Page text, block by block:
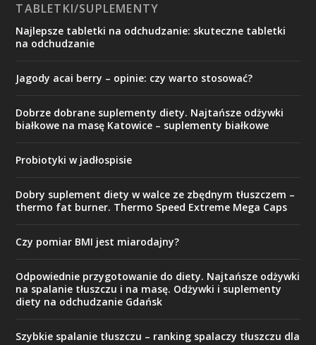
TABLETKI/SUPLEMENTY
Najlepsze tabletki na odchudzanie: skuteczne tabletki
na odchudzanie
Jagody acai berry – opinie: czy warto stosować?
Dobrze dobrane suplementy diety. Najtańsze odżywki
białkowe na masę Katowice – suplementy białkowe
Probiotyki w jadłospisie
Dobry suplement diety w walce ze zbędnym tłuszczem –
thermo fat burner. Thermo Speed Extreme Mega Caps
Czy pomiar BMI jest miarodajny?
Odpowiednie przygotowanie do diety. Najtańsze odżywki
na spalanie tłuszczu i na masę. Odżywki i suplementy
diety na odchudzanie Gdańsk
Szybkie spalanie tłuszczu – ranking spalaczy tłuszczu dla